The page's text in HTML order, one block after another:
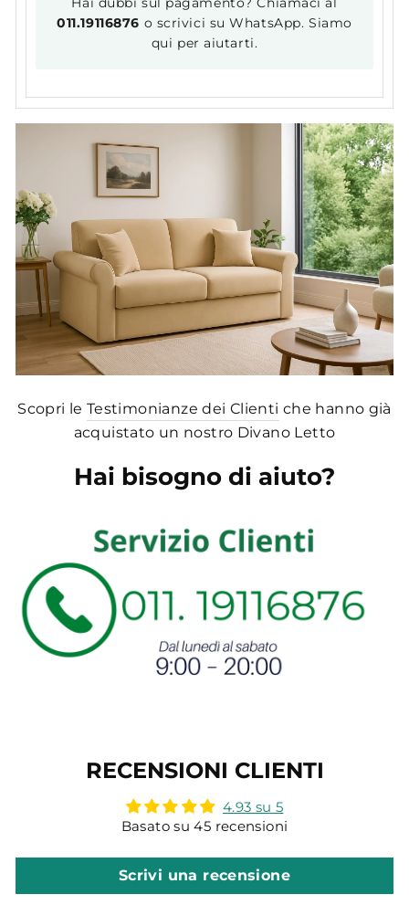
011.19116876 o scrivici su WhatsApp. Siamo
qui per aiutarti.
Scopri le Testimonianze dei Clienti che hanno già
acquistato un nostro Divano Letto
Hai bisogno di aiuto?
RECENSIONI CLIENTI
4.93 su 5
Basato su 45 recensioni
Scrivi una recensione